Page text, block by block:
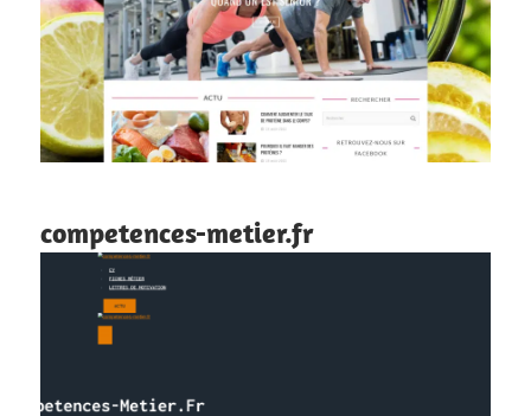
competences-metier.fr